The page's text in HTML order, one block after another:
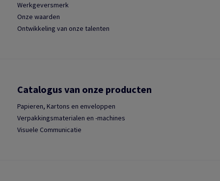
Werkgeversmerk
Onze waarden
Ontwikkeling van onze talenten
Catalogus van onze producten
Papieren, Kartons en enveloppen
Verpakkingsmaterialen en -machines
Visuele Communicatie